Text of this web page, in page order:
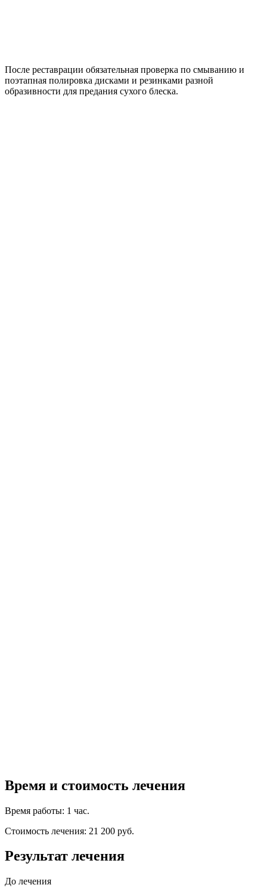
После реставрации обязательная проверка по смыванию и
поэтапная полировка дисками и резинками разной
образивности для предания сухого блеска.
Время и стоимость лечения
Время работы: 1 час.
Стоимость лечения: 21 200 руб.
Результат лечения
До лечения